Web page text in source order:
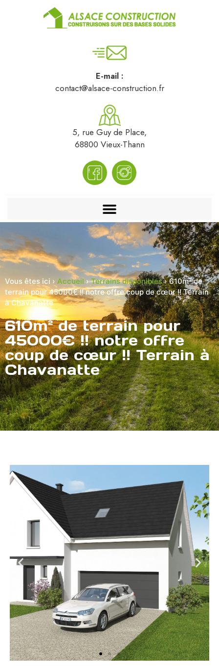
E-mail :
contact@alsace-construction.fr
5, rue Guy de Place,
68800 Vieux-Thann
Vous êtes ici › Accueil ›Terrains disponibles›610m² de
terrain pour 45000€ !! notre offre coup de cœur !! Terrain
à Chavanatte
610m² de terrain pour
45000€ !! notre offre
coup de cœur !! Terrain à
Chavanatte